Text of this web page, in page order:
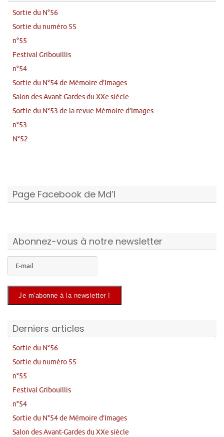
Sortie du N°56
Sortie du numéro 55
n°55
Festival Gribouillis
n°54
Sortie du N°54 de Mémoire d’Images
Salon des Avant-Gardes du XXe siècle
Sortie du N°53 de la revue Mémoire d’Images
n°53
N°52
Page Facebook de Md’I
Abonnez-vous à notre newsletter
Derniers articles
Sortie du N°56
Sortie du numéro 55
n°55
Festival Gribouillis
n°54
Sortie du N°54 de Mémoire d’Images
Salon des Avant-Gardes du XXe siècle